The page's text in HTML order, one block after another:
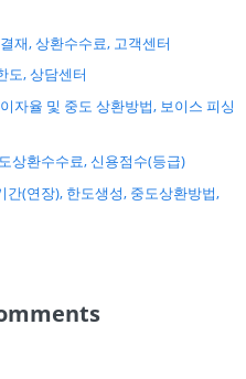
재, 상환수수료, 고객센터
도, 상담센터
자율 및 중도 상환방법, 보이스 피싱
상환수수료, 신용점수(등급)
(연장), 한도생성, 중도상환방법,